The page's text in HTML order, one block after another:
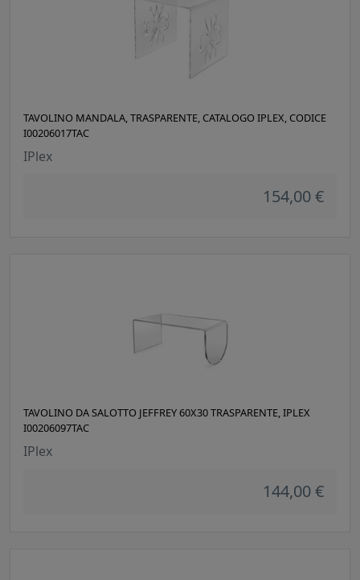
TAVOLINO MANDALA, TRASPARENTE, CATALOGO IPLEX, CODICE
I00206017TAC
IPlex
154,00 €
TAVOLINO DA SALOTTO JEFFREY 60X30 TRASPARENTE, IPLEX
I00206097TAC
IPlex
144,00 €